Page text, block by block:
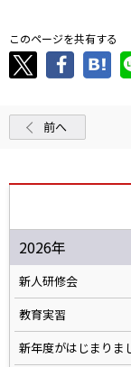
このページを共有する
前へ
2026年
新人研修会
教育実習
新年度がはじまりま